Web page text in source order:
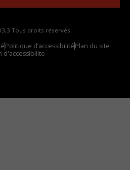
Tous droits réservés.
Politique d’accessibilitéPlan du site
d'accessibilite